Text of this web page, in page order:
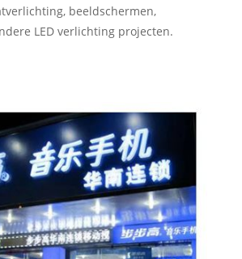
beeldschermen,
LED verlichting projecten.